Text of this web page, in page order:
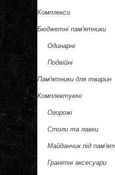
Комплекси
Бюджетні пам'ятники
Одинарні
Подвійні
Пам'ятники для тварин
Комплектуючі
Огорожі
Столи та лавки
Майданчик під
Гранітні аксесуари